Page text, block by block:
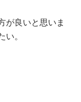
が良いと思いま
。